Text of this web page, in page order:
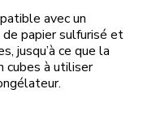
avec un
papier sulfurisé et
jusqu’à ce que la
cubes à utiliser